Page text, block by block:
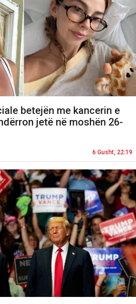
betejën me kancerin e
jetë në moshën 26-
6 Gusht, 22:19